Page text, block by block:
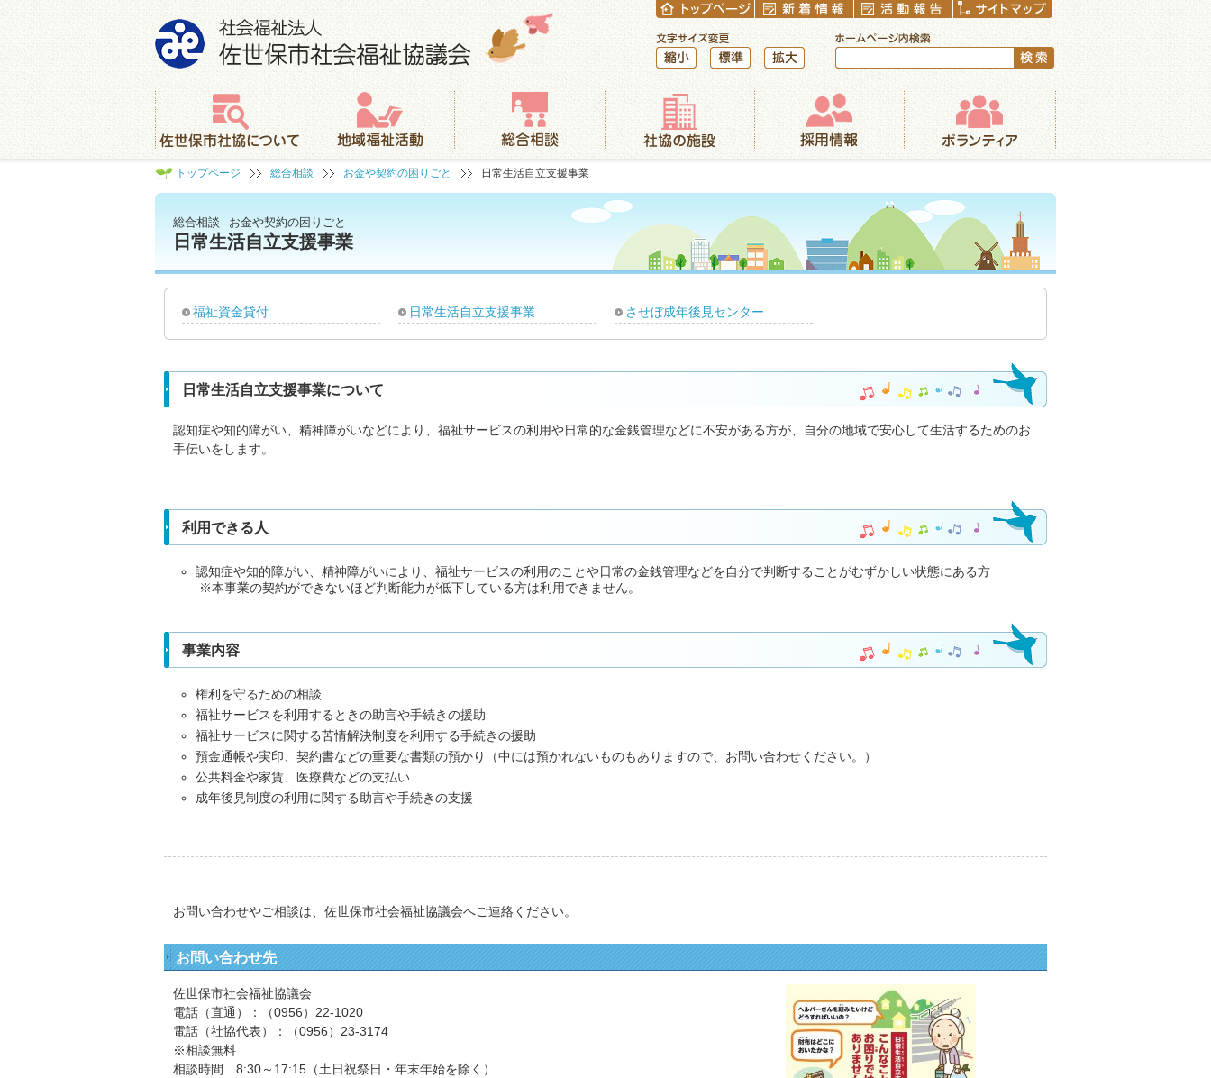
社会福祉法人 佐世保市社会福祉協議会
縮小 標準
佐世保市社協について 地域福祉活動 総合相談 社協の施設 採用情報
ボランティア
トップページ
総合相談 お金や契約の困りごと 日常生活自立支援事業
総合相談 お金や契約の困りごと
日常生活自立支援事業
福祉資金貸付 日常生活自立支援事業 させぼ成年後見センター
日常生活自立支援事業について
認知症や知的障がい、精神障がいなどにより、福祉サービスの利用や日常的な金銭管理などに不安がある方が、自分の地域で安心して生活するためのお
手伝いをします。
利用できる人
認知症や知的障がい、精神障がいにより、福祉サービスの利用のことや日常の金銭管理などを自分で判断することがむずかしい状態にある方
※本事業の契約ができないほど判断能力が低下している方は利用できません。
事業内容
権利を守るための相談
福祉サービスを利用するときの助言や手続きの援助
福祉サービスに関する苦情解決制度を利用する手続きの援助
預金通帳や実印、契約書などの重要な書類の預かり（中には預かれないものもありますので、お問い合わせください。）
公共料金や家賃、医療費などの支払い
成年後見制度の利用に関する助言や手続きの支援
お問い合わせやご相談は、佐世保市社会福祉協議会へご連絡ください。
お問い合わせ先
佐世保市社会福祉協議会
電話（直通）：（0956）22-1020
電話（社協代表）：（0956）23-3174
※相談無料
相談時間 8:30～17:15（土日祝祭日・年末年始を除く）